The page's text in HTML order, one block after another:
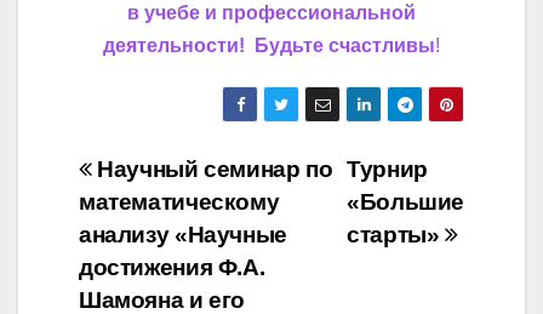
в учебе и профессиональной
деятельности! Будьте счастливы!
Навигация
по
записям
Турнир
«Большие
старты»
Научный семинар по
математическому
анализу «Научные
достижения Ф.А.
Шамояна и его